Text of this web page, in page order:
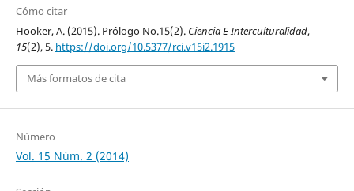
Cómo citar
Hooker, A. (2015). Prólogo No.15(2). Ciencia E Interculturalidad,
15(2), 5. https://doi.org/10.5377/rci.v15i2.1915
Más formatos de cita
Número
Vol. 15 Núm. 2 (2014)